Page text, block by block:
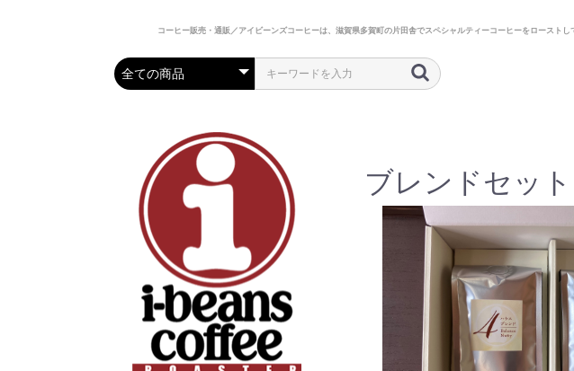
コーヒー販売・通販／アイビーンズコーヒーは、滋賀県多賀町の片田舎でスペシャルティーコーヒーをローストし
ブレンドセット